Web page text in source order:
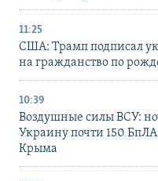
11:25
США: Трамп подписал
на гражданство по
10:39
Воздушные силы ВСУ:
Украину почти 150
Крыма